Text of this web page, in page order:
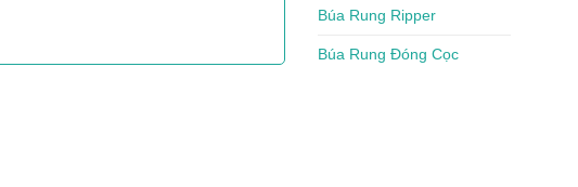
Búa Rung Ripper
Búa Rung Đóng Cọc